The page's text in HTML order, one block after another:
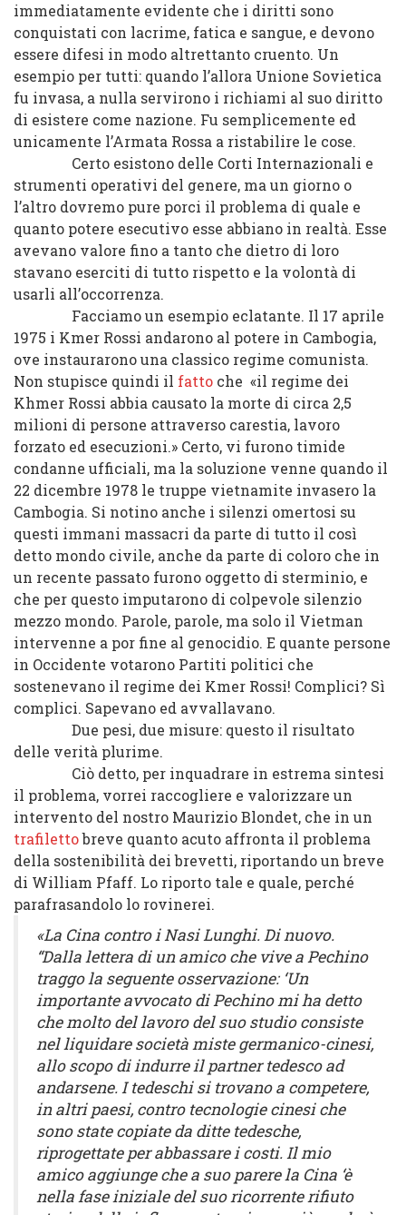
immediatamente evidente che i diritti sono
conquistati con lacrime, fatica e sangue, e devono
essere difesi in modo altrettanto cruento. Un
esempio per tutti: quando l’allora Unione Sovietica
fu invasa, a nulla servirono i richiami al suo diritto
di esistere come nazione. Fu semplicemente ed
unicamente l’Armata Rossa a ristabilire le cose.
Certo esistono delle Corti Internazionali e
strumenti operativi del genere, ma un giorno o
l’altro dovremo pure porci il problema di quale e
quanto potere esecutivo esse abbiano in realtà. Esse
avevano valore fino a tanto che dietro di loro
stavano eserciti di tutto rispetto e la volontà di
usarli all’occorrenza.
Facciamo un esempio eclatante. Il 17 aprile
1975 i Kmer Rossi andarono al potere in Cambogia,
ove instaurarono una classico regime comunista.
Non stupisce quindi il fatto che «il regime dei
Khmer Rossi abbia causato la morte di circa 2,5
milioni di persone attraverso carestia, lavoro
forzato ed esecuzioni.» Certo, vi furono timide
condanne ufficiali, ma la soluzione venne quando il
22 dicembre 1978 le truppe vietnamite invasero la
Cambogia. Si notino anche i silenzi omertosi su
questi immani massacri da parte di tutto il così
detto mondo civile, anche da parte di coloro che in
un recente passato furono oggetto di sterminio, e
che per questo imputarono di colpevole silenzio
mezzo mondo. Parole, parole, ma solo il Vietman
intervenne a por fine al genocidio. E quante persone
in Occidente votarono Partiti politici che
sostenevano il regime dei Kmer Rossi! Complici? Sì
complici. Sapevano ed avvallavano.
Due pesi, due misure: questo il risultato
delle verità plurime.
Ciò detto, per inquadrare in estrema sintesi
il problema, vorrei raccogliere e valorizzare un
intervento del nostro Maurizio Blondet, che in un
trafilettobreve quanto acuto affronta il problema
della sostenibilità dei brevetti, riportando un breve
di William Pfaff. Lo riporto tale e quale, perché
parafrasandolo lo rovinerei.
«La Cina contro i Nasi Lunghi. Di nuovo.
“Dalla lettera di un amico che vive a Pechino
traggo la seguente osservazione: ‘Un
importante avvocato di Pechino mi ha detto
che molto del lavoro del suo studio consiste
nel liquidare società miste germanico-cinesi,
allo scopo di indurre il partner tedesco ad
andarsene. I tedeschi si trovano a competere,
in altri paesi, contro tecnologie cinesi che
sono state copiate da ditte tedesche,
riprogettate per abbassare i costi. Il mio
amico aggiunge che a suo parere la Cina ‘è
nella fase iniziale del suo ricorrente rifiuto